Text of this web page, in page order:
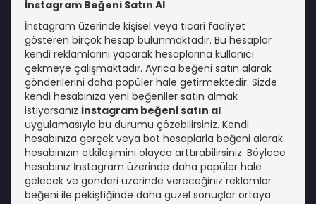
İnstagram Beğeni Satın Al
İnstagram üzerinde kişisel veya ticari faaliyet
gösteren birçok hesap bulunmaktadır. Bu hesaplar
kendi reklamlarını yaparak hesaplarına kullanıcı
çekmeye çalışmaktadır. Ayrıca beğeni satın alarak
gönderilerini daha popüler hale getirmektedir. Sizde
kendi hesabınıza yeni beğeniler satın almak
istiyorsanız İnstagram beğeni satın al
uygulamasıyla bu durumu çözebilirsiniz. Kendi
hesabınıza gerçek veya bot hesaplarla beğeni alarak
hesabınızın etkileşimini olayca arttırabilirsiniz. Böylece
hesabınız İnstagram üzerinde daha popüler hale
gelecek ve gönderi üzerinde vereceğiniz reklamlar
beğeni ile pekiştiğinde daha güzel sonuçlar ortaya